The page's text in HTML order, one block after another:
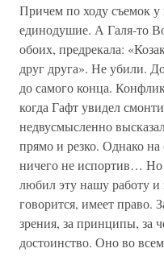
Причем по ходу съемок
единодушие. А Галя-то
обоих, предрекала:
друг друга». Не убили.
до самого конца.
когда Гафт увидел
недвусмысленно
прямо и резко. Однако на
ничего не испортив… Но
любил эту нашу работу
говорится, имеет право.
зрения, за принципы, за
достоинство. Оно во